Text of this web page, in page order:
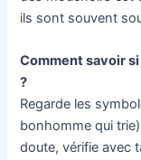
ils sont souvent
Comment savoir
?
Regarde les
bonhomme qui
doute, vérifie avec